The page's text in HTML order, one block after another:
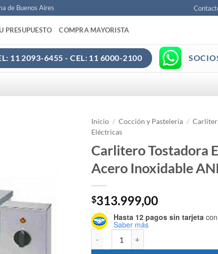
de Buenos Aires
PRESUPUESTO COMPRA MAYORISTA
11 2093-6455 - CEL: 11 6000-2100
Inicio / Cocción y Pastelería /
Eléctricas
Carlitero Tostadora
Acero Inoxidable
$313.999,00
Hasta 12 pagos sin tarjeta
Saber más